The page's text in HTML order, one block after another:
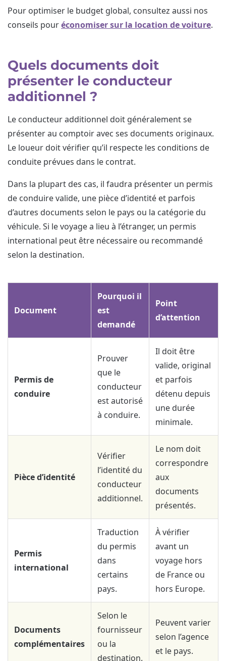
Pour optimiser le budget global, consultez aussi nos
conseils pouréconomiser sur la location de voiture.
Quels documents doit
présenter le conducteur
additionnel ?
Le conducteur additionnel doit généralement se
présenter au comptoir avec ses documents originaux.
Le loueur doit vérifier qu’il respecte les conditions de
conduite prévues dans le contrat.
Dans la plupart des cas, il faudra présenter un permis
de conduire valide, une pièce d’identité et parfois
d’autres documents selon le pays ou la catégorie du
véhicule. Si le voyage a lieu à l’étranger, un permis
international peut être nécessaire ou recommandé
selon la destination.
Document
Pourquoi il
est
demandé
Point
d’attention
Permis de
conduire
Prouver
que le
conducteur
est autorisé
à conduire.
Il doit être
valide, original
et parfois
détenu depuis
une durée
minimale.
Pièce d’identité
Vérifier
l’identité du
conducteur
additionnel.
Le nom doit
correspondre
aux
documents
présentés.
Permis
international
Traduction
du permis
dans
certains
pays.
À vérifier
avant un
voyage hors
de France ou
hors Europe.
Documents
complémentaires
Selon le
fournisseur
ou la
destination.
Peuvent varier
selon l’agence
et le pays.